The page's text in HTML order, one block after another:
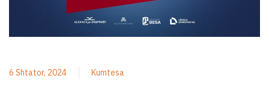
6 Shtator, 2024 Kumtesa